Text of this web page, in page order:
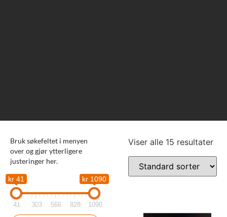
Bruk søkefeltet i menyen
over og gjør ytterligere
justeringer her.
kr 41 kr 1090
41 303 566 828 1090
Viser alle 15 resultater